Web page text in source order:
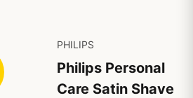
PHILIPS
Philips Personal
Care Satin Shave